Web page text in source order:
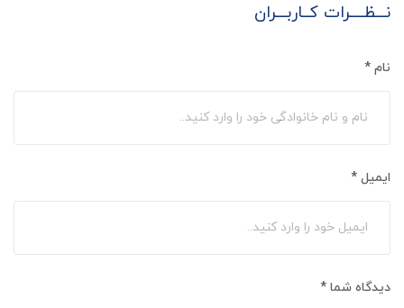
نـــظــــرات کــاربـــران
نام *
ایمیل *
دیدگاه شما *